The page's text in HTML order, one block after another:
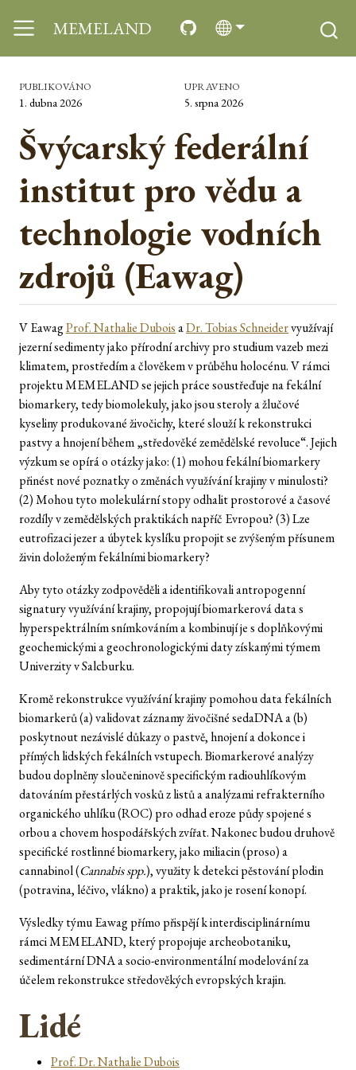
MEMELAND
PUBLIKOVÁNO
1. dubna 2026
UPRAVENO
5. srpna 2026
Švýcarský federální
institut pro vědu a
technologie vodních
zdrojů (Eawag)
V EawagProf. Nathalie DuboisaDr. Tobias Schneidervyužívají
jezerní sedimenty jako přírodní archivy pro studium vazeb mezi
klimatem, prostředím a člověkem v průběhu holocénu. V rámci
projektu MEMELAND se jejich práce soustřeďuje na fekální
biomarkery, tedy biomolekuly, jako jsou steroly a žlučové
kyseliny produkované živočichy, které slouží k rekonstrukci
pastvy a hnojení během „středověké zemědělské revoluce“. Jejich
výzkum se opírá o otázky jako: (1) mohou fekální biomarkery
přinést nové poznatky o změnách využívání krajiny v minulosti?
(2) Mohou tyto molekulární stopy odhalit prostorové a časové
rozdíly v zemědělských praktikách napříč Evropou? (3) Lze
eutrofizaci jezer a úbytek kyslíku propojit se zvýšeným přísunem
živin doloženým fekálními biomarkery?
Aby tyto otázky zodpověděli a identifikovali antropogenní
signatury využívání krajiny, propojují biomarkerová data s
hyperspektrálním snímkováním a kombinují je s doplňkovými
geochemickými a geochronologickými daty získanými týmem
Univerzity v Salcburku.
Kromě rekonstrukce využívání krajiny pomohou data fekálních
biomarkerů (a) validovat záznamy živočišné sedaDNA a (b)
poskytnout nezávislé důkazy o pastvě, hnojení a dokonce i
přímých lidských fekálních vstupech. Biomarkerové analýzy
budou doplněny sloučeninově specifickým radiouhlíkovým
datováním přestárlých vosků z listů a analýzami refrakterního
organického uhlíku (ROC) pro odhad eroze půdy spojené s
orbou a chovem hospodářských zvířat. Nakonec budou druhově
specifické rostlinné biomarkery, jako miliacin (proso) a
cannabinol (Cannabis spp.), využity k detekci pěstování plodin
(potravina, léčivo, vlákno) a praktik, jako je rosení konopí.
Výsledky týmu Eawag přímo přispějí k interdisciplinárnímu
rámci MEMELAND, který propojuje archeobotaniku,
sedimentární DNA a socio-environmentální modelování za
účelem rekonstrukce středověkých evropských krajin.
Lidé
Prof. Dr. Nathalie Dubois